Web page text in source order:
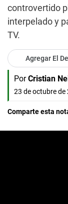
controvertido
interpelado y
TV.
Agregar El
Por Cristian
23 de octubre de
Comparte esta